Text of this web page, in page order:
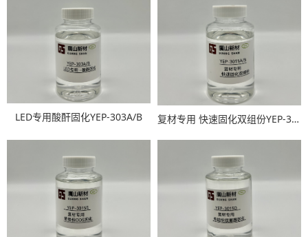
LED专用酸酐固化YEP-303A/B 复材专用 快速固化双组份YEP-3015A/B